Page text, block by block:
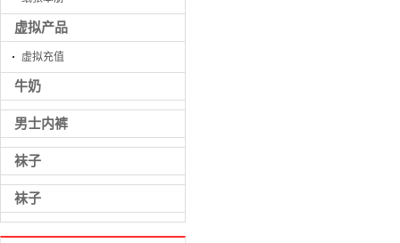
虚拟产品
虚拟充值
牛奶
男士内裤
袜子
袜子